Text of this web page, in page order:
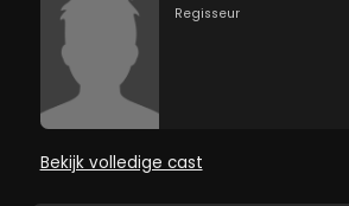
Regisseur
Bekijk volledige cast